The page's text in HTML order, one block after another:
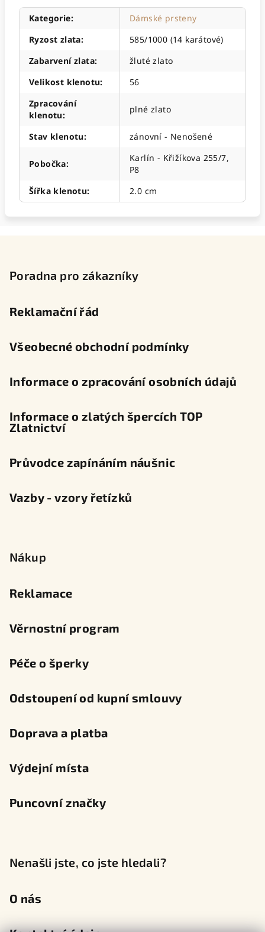
Kategorie:
Dámské prsteny
Ryzost zlata:
585/1000 (14 karátové)
Zabarvení zlata:
žluté zlato
Velikost klenotu:
56
Zpracování
klenotu:
plné zlato
Stav klenotu: zánovní - Nenošené
Pobočka:
Karlín - Křižíkova 255/7,
P8
Šířka klenotu: 2.0 cm
Poradna pro zákazníky
Reklamační řád
Všeobecné obchodní podmínky
Informace o zpracování osobních údajů
Informace o zlatých špercích TOP
Zlatnictví
Průvodce zapínáním náušnic
Vazby - vzory řetízků
Nákup
Reklamace
Věrnostní program
Péče o šperky
Odstoupení od kupní smlouvy
Doprava a platba
Výdejní místa
Puncovní značky
Nenašli jste, co jste hledali?
O nás